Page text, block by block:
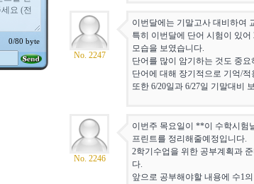
No. 2247
이번달에는 기말고사 대비하여
특히 이번달에 단어 시험이 있
모습을 보였습니다.
단어를 많이 암기하는 것도 중
단어에 대해 장기적으로 기억/
또한 6/20일과 6/27일 기말대비
No. 2246
이번주 목요일이 **이 수학시험
프린트를 정리해줄예정입니다.
2학기수업을 위한 공부계획과
다.
앞으로 공부해야할 내용에 수1